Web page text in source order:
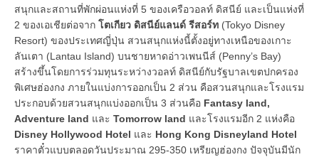
สนุกและสถานที่พักผ่อนแห่งที่ 5 ของเครือวอลท์ ดิสนีย์ และเป็นแห่งที่
2 ของเอเชียต่อจาก โตเกียว ดิสนีย์แลนด์ รีสอร์ท (Tokyo Disney
Resort) ของประเทศญี่ปุ่น สวนสนุกแห่งนี้ตั้งอยู่ทางเหนือของเกาะ
ลันเตา (Lantau Island) บนชายหาดอ่าวเพนนีส์ (Penny’s Bay)
สร้างขึ้นโดยการร่วมทุนระหว่างวอลท์ ดิสนีย์กับรัฐบาลเขตปกครอง
พิเศษฮ่องกง ภายในแบ่งการออกเป็น 2 ส่วน คือสวนสนุกและโรงแรม
ประกอบด้วยสวนสนุกแบ่งออกเป็น 3 ส่วนคือ Fantasy land,
Adventure land และ Tomorrow land และโรงแรมอีก 2 แห่งคือ
Disney Hollywood Hotel และ Hong Kong Disneyland Hotel
ราคาตั๋วแบบตลอดวันประมาณ 295-350 เหรียญฮ่องกง ปัจจุบันมีนัก